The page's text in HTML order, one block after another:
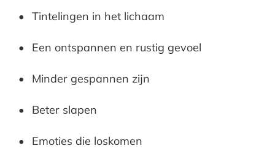
Tintelingen in het lichaam
Een ontspannen en rustig gevoel
Minder gespannen zijn
Beter slapen
Emoties die loskomen